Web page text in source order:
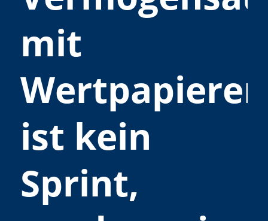
mit
Wertpapieren
ist kein
Sprint,